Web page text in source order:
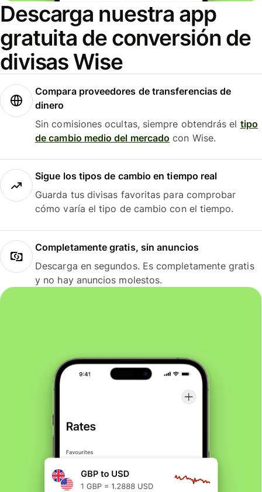
Descarga nuestra app
gratuita de conversión de
divisas Wise
Compara proveedores de transferencias de
dinero
Sin comisiones ocultas, siempre obtendrás el tipo
de cambio medio del mercado con Wise.
Sigue los tipos de cambio en tiempo real
Guarda tus divisas favoritas para comprobar
cómo varía el tipo de cambio con el tiempo.
Completamente gratis, sin anuncios
Descarga en segundos. Es completamente gratis
y no hay anuncios molestos.